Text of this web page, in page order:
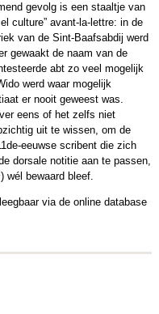
gevolg is een staaltje van
culture” avant-la-lettre: in de
van de Sint-Baafsabdij werd
gewaakt de naam van de
abt zo veel mogelijk
werd waar mogelijk
er nooit geweest was.
eens of het zelfs niet
uit te wissen, om de
eeuwse scribent die zich
dorsale notitie aan te passen,
) wél bewaard bleef.
via de online database